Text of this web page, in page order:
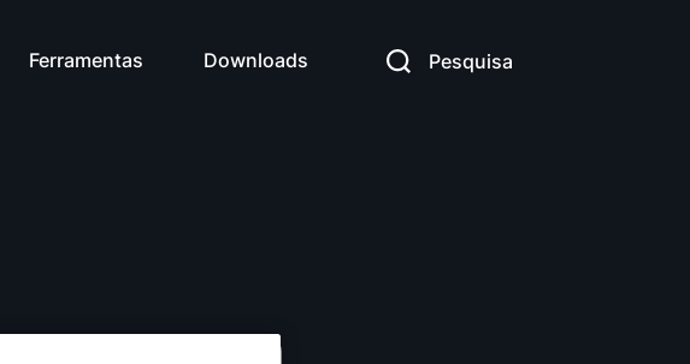
Ferramentas Downloads Pesquisa